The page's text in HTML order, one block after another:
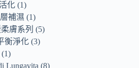
化 1
補濕
1
膚系列
5
衡淨化 3
1
Lungavita 8